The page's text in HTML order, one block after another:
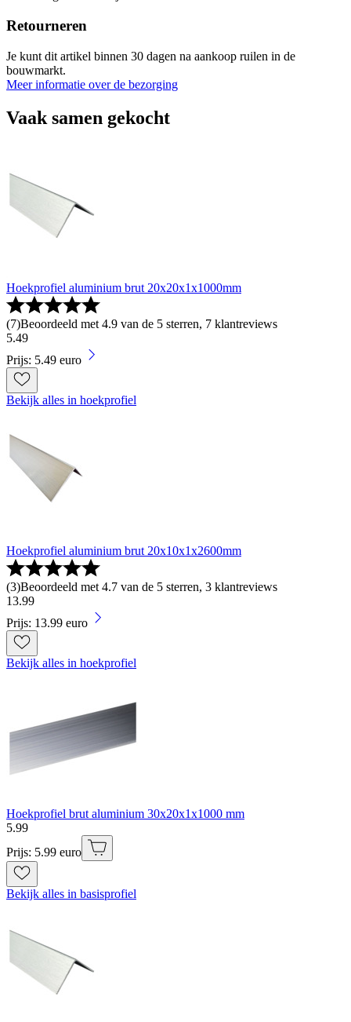
Retourneren
Je kunt dit artikel binnen 30 dagen na aankoop ruilen in de
bouwmarkt.
Meer informatie over de bezorging
Vaak samen gekocht
Hoekprofiel aluminium brut 20x20x1x1000mm
(7)Beoordeeld met 4.9 van de 5 sterren, 7 klantreviews
5.49
Prijs: 5.49 euro
Bekijk alles in hoekprofiel
Hoekprofiel aluminium brut 20x10x1x2600mm
(3)Beoordeeld met 4.7 van de 5 sterren, 3 klantreviews
13.99
Prijs: 13.99 euro
Bekijk alles in hoekprofiel
Hoekprofiel brut aluminium 30x20x1x1000 mm
5.99
Prijs: 5.99 euro
Bekijk alles in basisprofiel